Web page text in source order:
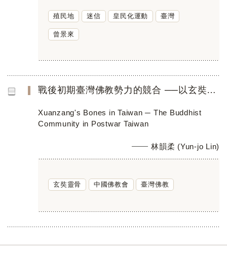
殖民地 迷信 皇民化運動 臺灣
曾景來
戰後初期臺灣佛教勢力的競合 ──以玄奘靈骨來臺為例
Xuanzang's Bones in Taiwan ─ The Buddhist
Community in Postwar Taiwan
林韻柔 (Yun-jo Lin)
玄奘靈骨 中國佛教會 臺灣佛教